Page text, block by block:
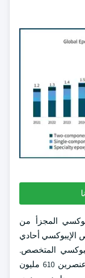
المجزأ من
الإيبوكسي أحادي
المتخصص.
بلغت قيمة قطاع الجص الإيبوكسي المكون من عنصرين 610 مليون